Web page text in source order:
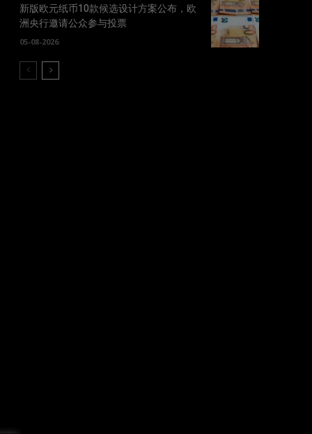
新版欧元纸币10款候选设计方案公布，欧
洲央行邀请公众参与投票
05-08-2026